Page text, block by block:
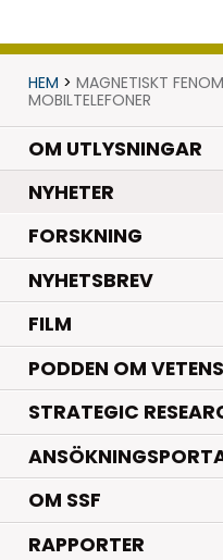
HEM > MAGNETISKT
MOBILTELEFONER
OM UTLYSNINGAR
NYHETER.
FORSKNING.
NYHETSBREV
FILM
PODDEN OM
STRATEGIC
OM SSF
RAPPORTER